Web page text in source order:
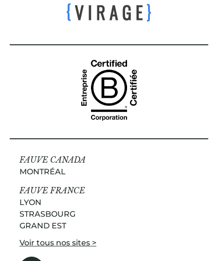
FAUVE CANADA
MONTRÉAL
FAUVE FRANCE
LYON
STRASBOURG
GRAND EST
Voir tous nos sites >